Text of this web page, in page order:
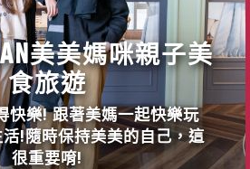
美美媽咪親子美
食旅遊
快樂! 跟著美媽一起快樂玩
!隨時保持美美的自己，這
很重要唷!